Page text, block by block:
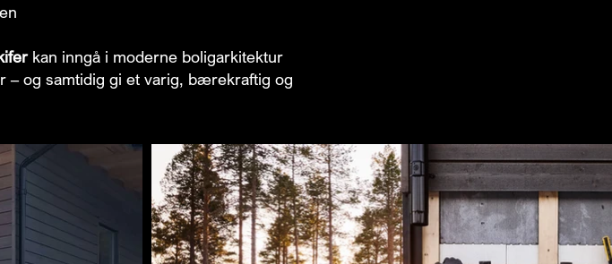
kan inngå i moderne boligarkitektur
– og samtidig gi et varig, bærekraftig og